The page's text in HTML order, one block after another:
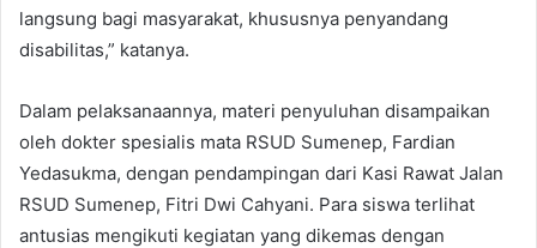
langsung bagi masyarakat, khususnya penyandang
disabilitas,” katanya.
Dalam pelaksanaannya, materi penyuluhan disampaikan
oleh dokter spesialis mata RSUD Sumenep, Fardian
Yedasukma, dengan pendampingan dari Kasi Rawat Jalan
RSUD Sumenep, Fitri Dwi Cahyani. Para siswa terlihat
antusias mengikuti kegiatan yang dikemas dengan